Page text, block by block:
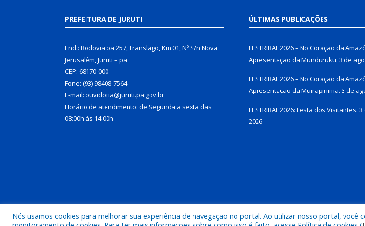
PREFEITURA DE JURUTI
End.: Rodovia pa 257, Translago, Km 01, Nº S/n Nova
Jerusalém, Juruti – pa
CEP: 68170-000
Fone: (93) 98408-7564
E-mail: ouvidoria@juruti.pa.gov.br
Horário de atendimento: de Segunda a sexta das
08:00h às 14:00h
ÚLTIMAS PUBLICAÇÕES
FESTRIBAL 2026 – No Coração da
Apresentação da Munduruku. 3 de
FESTRIBAL 2026 – No Coração da
Apresentação da Muirapinima. 3 de
FESTRIBAL 2026: Festa dos Visitantes. 3
2026
Todos os direitos reservados a Prefeitura Municipal de Juruti.
Nós usamos cookies para melhorar sua experiência de navegação no portal. Ao utilizar nosso portal, você